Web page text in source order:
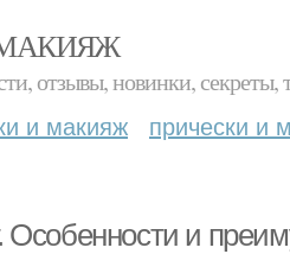
отзывы, новинки, секреты,
и макияж прически и
Особенности и